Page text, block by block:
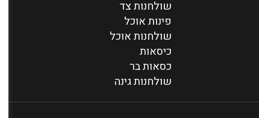
שולחנות צד
פינות אוכל
שולחנות אוכל
כיסאות
כסאות בר
שולחנות גינה